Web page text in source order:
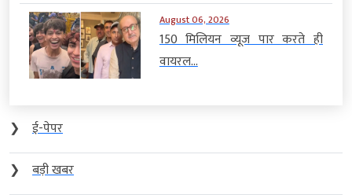
August 06, 2026
150 मिलियन व्यूज पार करते ही
वायरल...
❯
ई-पेपर
❯
बड़ी खबर